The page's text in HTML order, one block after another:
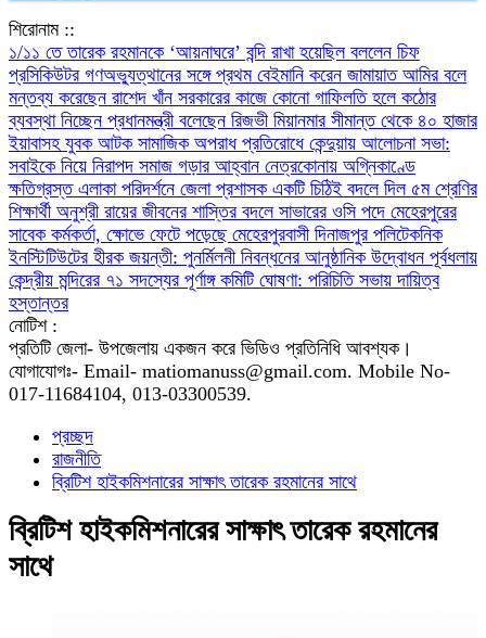
শিরোনাম ::
১/১১ তে তারেক রহমানকে ‘আয়নাঘরে’ বন্দি রাখা হয়েছিল বললেন চিফ
প্রসিকিউটর গণঅভ্যুত্থানের সঙ্গে প্রথম বেইমানি করেন জামায়াত আমির বলে
মন্তব্য করেছেন রাশেদ খাঁন সরকারের কাজে কোনো গাফিলতি হলে কঠোর
ব্যবস্থা নিচ্ছেন প্রধানমন্ত্রী বলেছেন রিজভী মিয়ানমার সীমান্ত থেকে ৪০ হাজার
ইয়াবাসহ যুবক আটক সামাজিক অপরাধ প্রতিরোধে কেন্দুয়ায় আলোচনা সভা:
সবাইকে নিয়ে নিরাপদ সমাজ গড়ার আহ্বান নেত্রকোনায় অগ্নিকাণ্ডে
ক্ষতিগ্রস্ত এলাকা পরিদর্শনে জেলা প্রশাসক একটি চিঠিই বদলে দিল ৫ম শ্রেণির
শিক্ষার্থী অনুশ্রী রায়ের জীবনের শাস্তির বদলে সাভারের ওসি পদে মেহেরপুরের
সাবেক কর্মকর্তা, ক্ষোভে ফেটে পড়েছে মেহেরপুরবাসী দিনাজপুর পলিটেকনিক
ইনস্টিটিউটের হীরক জয়ন্তী: পুনর্মিলনী নিবন্ধনের আনুষ্ঠানিক উদ্বোধন পূর্বধলায়
কেন্দ্রীয় মন্দিরের ৭১ সদস্যের পূর্ণাঙ্গ কমিটি ঘোষণা: পরিচিতি সভায় দায়িত্ব
হস্তান্তর
নোটিশ :
প্রতিটি জেলা- উপজেলায় একজন করে ভিডিও প্রতিনিধি আবশ্যক।
যোগাযোগঃ- Email- matiomanuss@gmail.com. Mobile No-
017-11684104, 013-03300539.
প্রচ্ছদ
রাজনীতি
ব্রিটিশ হাইকমিশনারের সাক্ষাৎ তারেক রহমানের সাথে
ব্রিটিশ হাইকমিশনারের সাক্ষাৎ তারেক রহমানের
সাথে